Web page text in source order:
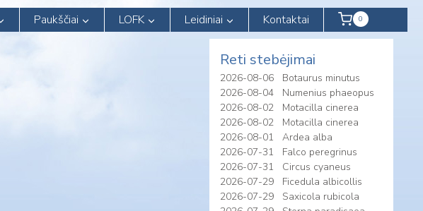
Paukščiai LOFK Leidiniai Kontaktai 0
Reti stebėjimai
2026-08-06
Botaurus minutus
2026-08-04
Numenius phaeopus
2026-08-02
Motacilla cinerea
2026-08-02
Motacilla cinerea
2026-08-01
Ardea alba
2026-07-31
Falco peregrinus
2026-07-31
Circus cyaneus
2026-07-29
Ficedula albicollis
2026-07-29
Saxicola rubicola